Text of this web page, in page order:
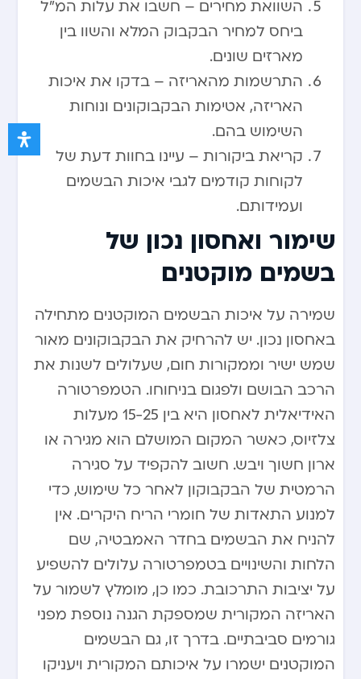
השוואת מחירים – חשבו את עלות המ”ל
ביחס למחיר הבקבוק המלא והשוו בין
מארזים שונים.
התרשמות מהאריזה – בדקו את איכות
האריזה, אטימות הבקבוקונים ונוחות
השימוש בהם.
קריאת ביקורות – עיינו בחוות דעת של
לקוחות קודמים לגבי איכות הבשמים
ועמידותם.
שימור ואחסון נכון של
בשמים מוקטנים
שמירה על איכות הבשמים המוקטנים מתחילה
באחסון נכון. יש להרחיק את הבקבוקונים מאור
שמש ישיר וממקורות חום, שעלולים לשנות את
הרכב הבושם ולפגום בניחוחו. הטמפרטורה
האידיאלית לאחסון היא בין 15-25 מעלות
צלזיוס, כאשר המקום המושלם הוא מגירה או
ארון חשוך ויבש. חשוב להקפיד על סגירה
הרמטית של הבקבוקון לאחר כל שימוש, כדי
למנוע התאדות של חומרי הריח היקרים. אין
להניח את הבשמים בחדר האמבטיה, שם
הלחות והשינויים בטמפרטורה עלולים להשפיע
על יציבות התרכובת. כמו כן, מומלץ לשמור על
האריזה המקורית שמספקת הגנה נוספת מפני
גורמים סביבתיים. בדרך זו, גם הבשמים
המוקטנים ישמרו על איכותם המקורית ויעניקו